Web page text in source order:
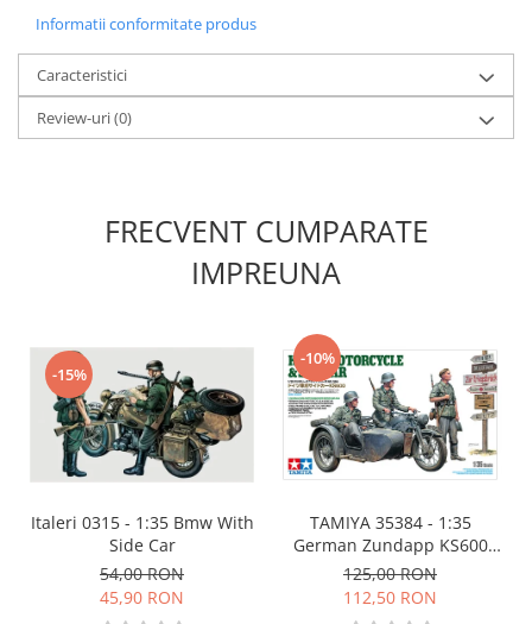
Creioane Weathering
Auxiliare
Real Colors Markers
Playmarkers
Vopsele acrilice & Seturi de vopsele
Vegetatie
Décor
Sol Diorama
Materiale pentru sol
Apa Diorama
The Army Painter
Accesorii pictura The Army Painter
Speedpaints
Warpaints Fanatic
Informatii conformitate produs
Caracteristici
Review-uri(0)
FRECVENT CUMPARATE
IMPREUNA
-15%
Italeri 0315 - 1:35 Bmw With
Side Car
54,00 RON
45,90 RON
-10%
TAMIYA 35384 - 1:35
German Zundapp KS600
Motorcycle and Sidecar
125,00 RON
112,50 RON